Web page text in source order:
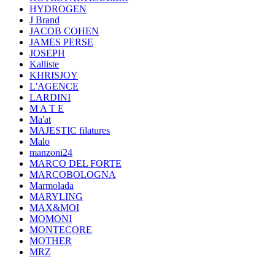
HYDROGEN
J Brand
JACOB COHEN
JAMES PERSE
JOSEPH
Kalliste
KHRISJOY
L'AGENCE
LARDINI
M A T E
Ma'at
MAJESTIC filatures
Malo
manzoni24
MARCO DEL FORTE
MARCOBOLOGNA
Marmolada
MARYLING
MAX&MOI
MOMONI
MONTECORE
MOTHER
MRZ